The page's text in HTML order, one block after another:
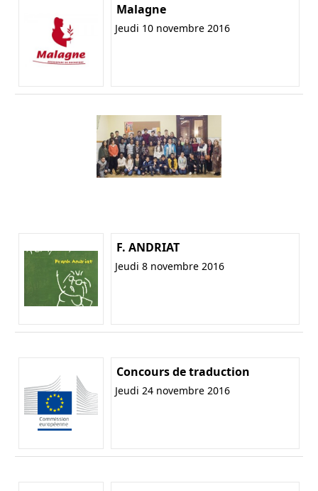
Malagne
Jeudi 10 novembre 2016
F. ANDRIAT
Jeudi 8 novembre 2016
Concours de traduction
Jeudi 24 novembre 2016